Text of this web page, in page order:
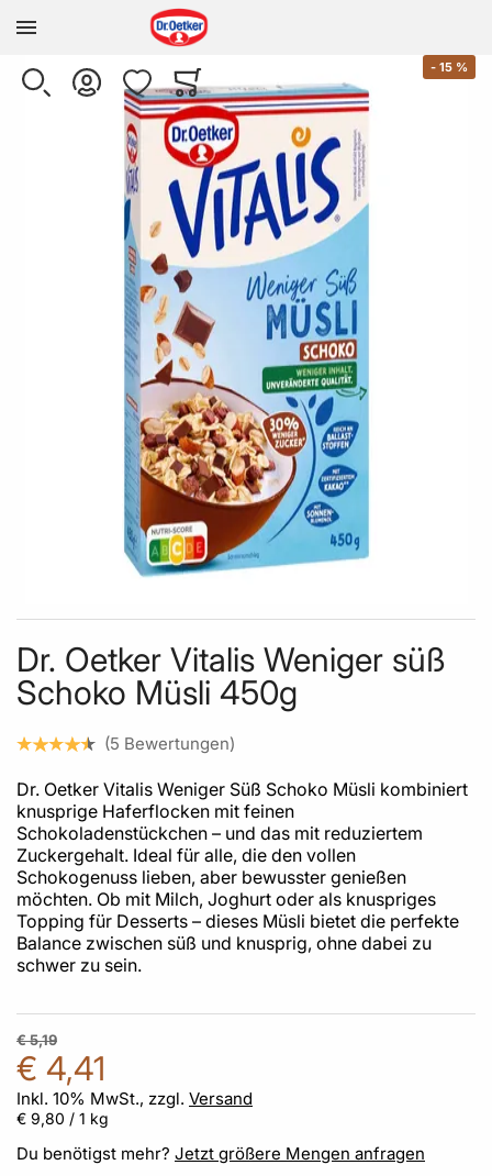
SUCHE KONTO WUNSCHLISTEWARENKORB
Minicart
Skip to the beginning of the images gallery
- 15 %
Dr. Oetker Vitalis Weniger süß
Schoko Müsli 450g
5 Bewertungen
Dr. Oetker Vitalis Weniger Süß Schoko Müsli kombiniert
knusprige Haferflocken mit feinen
Schokoladenstückchen – und das mit reduziertem
Zuckergehalt. Ideal für alle, die den vollen
Schokogenuss lieben, aber bewusster genießen
möchten. Ob mit Milch, Joghurt oder als knuspriges
Topping für Desserts – dieses Müsli bietet die perfekte
Balance zwischen süß und knusprig, ohne dabei zu
schwer zu sein.
€ 4,41
€ 5,19
Inkl. 10% MwSt., zzgl. Versand
€ 9,80 / 1 kg
Du benötigst mehr? Jetzt größere Mengen anfragen